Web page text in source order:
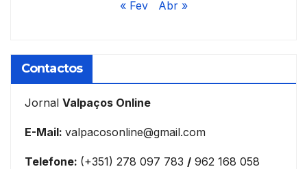
« Fev Abr »
Contactos
Jornal Valpaços Online
E-Mail: valpacosonline@gmail.com
Telefone: (+351) 278 097 783 / 962 168 058